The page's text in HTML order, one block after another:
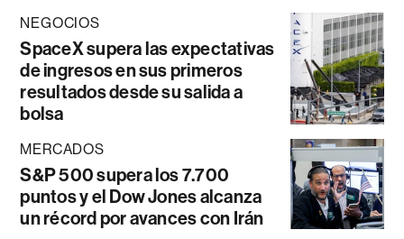
NEGOCIOS
SpaceX supera las expectativas
de ingresos en sus primeros
resultados desde su salida a
bolsa
MERCADOS
S&P 500 supera los 7.700
puntos y el Dow Jones alcanza
un récord por avances con Irán